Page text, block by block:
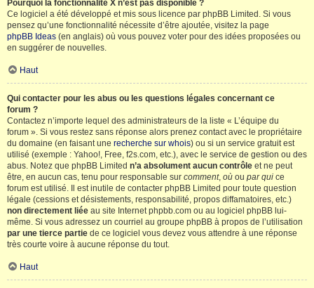
Pourquoi la fonctionnalité X n’est pas disponible ?
Ce logiciel a été développé et mis sous licence par phpBB Limited. Si vous
pensez qu’une fonctionnalité nécessite d’être ajoutée, visitez la page
phpBB Ideas (en anglais) où vous pouvez voter pour des idées proposées ou
en suggérer de nouvelles.
Haut
Qui contacter pour les abus ou les questions légales concernant ce
forum ?
Contactez n’importe lequel des administrateurs de la liste « L’équipe du
forum ». Si vous restez sans réponse alors prenez contact avec le propriétaire
du domaine (en faisant une recherche sur whois) ou si un service gratuit est
utilisé (exemple : Yahoo!, Free, f2s.com, etc.), avec le service de gestion ou des
abus. Notez que phpBB Limited n’a absolument aucun contrôle et ne peut
être, en aucun cas, tenu pour responsable sur comment, où ou par qui ce
forum est utilisé. Il est inutile de contacter phpBB Limited pour toute question
légale (cessions et désistements, responsabilité, propos diffamatoires, etc.)
non directement liée au site Internet phpbb.com ou au logiciel phpBB lui-
même. Si vous adressez un courriel au groupe phpBB à propos de l’utilisation
par une tierce partie de ce logiciel vous devez vous attendre à une réponse
très courte voire à aucune réponse du tout.
Haut